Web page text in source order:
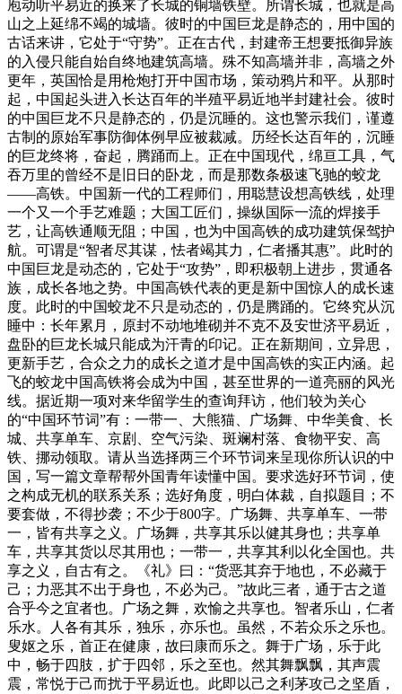
庖动听平易近的换来了长城的铜墙铁壁。所谓长城，也就是高
山之上延绵不竭的城墙。彼时的中国巨龙是静态的，用中国的
古话来讲，它处于“守势”。正在古代，封建帝王想要抵御异族
的入侵只能自始自终地建筑高墙。殊不知高墙并非，高墙之外
更年，英国恰是用枪炮打开中国市场，策动鸦片和平。从那时
起，中国起头进入长达百年的半殖平易近地半封建社会。彼时
的中国巨龙不只是静态的，仍是沉睡的。这也警示我们，谨遵
古制的原始军事防御体例早应被裁减。历经长达百年的，沉睡
的巨龙终将，奋起，腾踊而上。正在中国现代，绵亘工具，气
吞万里的曾经不是旧日的卧龙，而是那数条极速飞驰的蛟龙
——高铁。中国新一代的工程师们，用聪慧设想高铁线，处理
一个又一个手艺难题；大国工匠们，操纵国际一流的焊接手
艺，让高铁通顺无阻；中国，也为中国高铁的成功建筑保驾护
航。可谓是“智者尽其谋，怯者竭其力，仁者播其惠”。此时的
中国巨龙是动态的，它处于“攻势”，即积极朝上进步，贯通各
族，成长各地之势。中国高铁代表的更是新中国惊人的成长速
度。此时的中国蛟龙不只是动态的，仍是腾踊的。它终究从沉
睡中：长年累月，原封不动地堆砌并不克不及安世济平易近，
盘卧的巨龙长城只能成为汗青的印记。正在新期间，立异思，
更新手艺，合众之力的成长之道才是中国高铁的实正内涵。起
飞的蛟龙中国高铁将会成为中国，甚至世界的一道亮丽的风光
线。据近期一项对来华留学生的查询拜访，他们较为关心
的“中国环节词”有：一带一、大熊猫、广场舞、中华美食、长
城、共享单车、京剧、空气污染、斑斓村落、食物平安、高
铁、挪动领取。请从当选择两三个环节词来呈现你所认识的中
国，写一篇文章帮帮外国青年读懂中国。要求选好环节词，使
之构成无机的联系关系；选好角度，明白体裁，自拟题目；不
要套做，不得抄袭；不少于800字。广场舞、共享单车、一带
一，皆有共享之义。广场舞，共享其乐以健其身也；共享单
车，共享其货以尽其用也；一带一，共享其利以化全国也。共
享之义，自古有之。《礼》曰：“货恶其弃于地也，不必藏于
己；力恶其不出于身也，不必为己。”故此三者，通于古之道
合乎今之宜者也。广场之舞，欢愉之共享也。智者乐山，仁者
乐水。人各有其乐，独乐，亦乐也。虽然，不若众乐之乐也。
叟妪之乐，首正在健康，故曰康而乐之。舞于广场，乐于此
中，畅于四肢，扩于四邻，乐之至也。然其舞飘飘，其声震
震，常悦于己而扰于平易近也。此即以己之利茅攻己之坚盾，